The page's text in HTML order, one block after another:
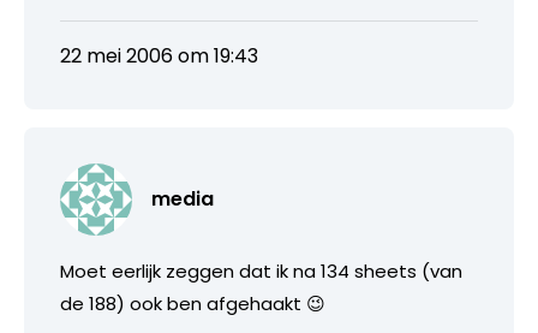
22 mei 2006 om 19:43
media
Moet eerlijk zeggen dat ik na 134 sheets (van
de 188) ook ben afgehaakt 😉